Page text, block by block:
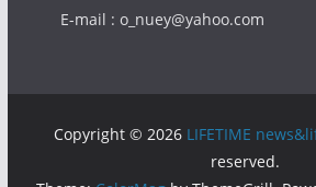
E-mail : o_nuey@yahoo.com
Copyright © 2026 LIFETIME
reserved.